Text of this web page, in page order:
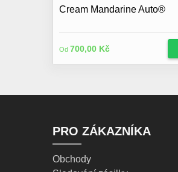
Cream Mandarine Auto®
Od 700,00 Kč
PRO ZÁKAZNÍKA
Obchody